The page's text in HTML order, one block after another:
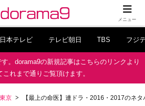
日本テレビ テレビ朝日 TBS フジ
。dorama9の新規記事はこちらのリンクより
これまで通りご覧頂けます。
京 【最上の命医】連ドラ・2016・2017のネ
メニュー